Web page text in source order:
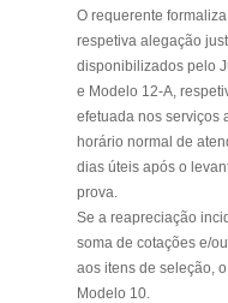
O requerente
respetiva alegação
disponibilizados pelo
e Modelo 12-A,
efetuada nos serviços
horário normal de
dias úteis após o
prova.
Se a reapreciação
soma de cotações e/
aos itens de seleção,
Modelo 10.